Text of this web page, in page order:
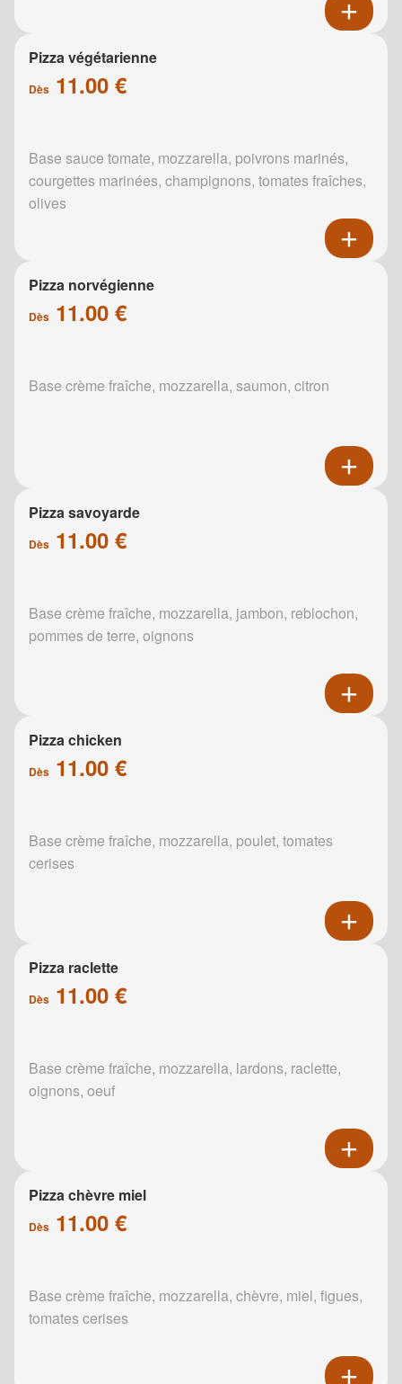
Pizza végétarienne
Dès 11.00 €
Base sauce tomate, mozzarella, poivrons marinés,
courgettes marinées, champignons, tomates fraîches,
olives
Pizza norvégienne
Dès 11.00 €
Base crème fraîche, mozzarella, saumon, citron
Pizza savoyarde
Dès 11.00 €
Base crème fraîche, mozzarella, jambon, reblochon,
pommes de terre, oignons
Pizza chicken
Dès 11.00 €
Base crème fraîche, mozzarella, poulet, tomates
cerises
Pizza raclette
Dès 11.00 €
Base crème fraîche, mozzarella, lardons, raclette,
oignons, oeuf
Pizza chèvre miel
Dès 11.00 €
Base crème fraîche, mozzarella, chèvre, miel, figues,
tomates cerises